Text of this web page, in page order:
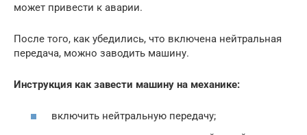
может привести к аварии.
После того, как убедились, что включена нейтральная
передача, можно заводить машину.
Инструкция как завести машину на механике:
включить нейтральную передачу;